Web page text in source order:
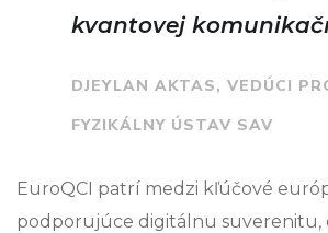
kvantovej
DJEYLAN AKTAS, VEDÚCI
FYZIKÁLNY ÚSTAV SAV
EuroQCI patrí medzi kľúčové
podporujúce digitálnu suverenitu,